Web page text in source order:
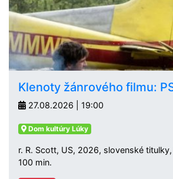
Klenoty žánrového filmu:
27.08.2026 | 19:00
Dom kultúry Lúky
r. R. Scott, US, 2026, slovenské
100 min.